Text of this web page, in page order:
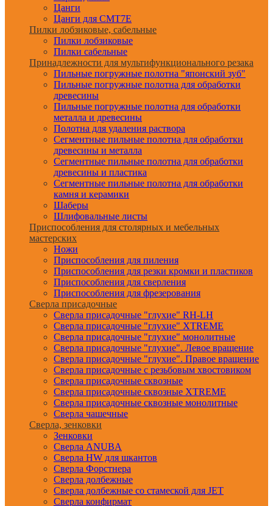
Цанги
Цанги для CMT7E
Пилки лобзиковые, сабельные
Пилки лобзиковые
Пилки сабельные
Принадлежности для мультифункционального резака
Пильные погружные полотна "японский зуб"
Пильные погружные полотна для обработки
древесины
Пильные погружные полотна для обработки
металла и древесины
Полотна для удаления раствора
Сегментные пильные полотна для обработки
древесины и металла
Сегментные пильные полотна для обработки
древесины и пластика
Сегментные пильные полотна для обработки
камня и керамики
Шаберы
Шлифовальные листы
Приспособления для столярных и мебельных
мастерских
Ножи
Приспособления для пиления
Приспособления для резки кромки и пластиков
Приспособления для сверления
Приспособления для фрезерования
Сверла присадочные
Сверла присадочные "глухие" RH-LH
Сверла присадочные "глухие" XTREME
Сверла присадочные "глухие" монолитные
Сверла присадочные "глухие". Левое вращение
Сверла присадочные "глухие". Правое вращение
Сверла присадочные с резьбовым хвостовиком
Сверла присадочные сквозные
Сверла присадочные сквозные XTREME
Сверла присадочные сквозные монолитные
Сверла чашечные
Сверла, зенковки
Зенковки
Сверла ANUBA
Сверла HW для шкантов
Сверла Форстнера
Сверла долбежные
Сверла долбежные со стамеской для JET
Сверла конфирмат